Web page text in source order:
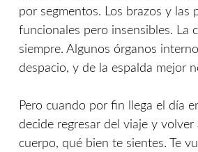
por segmentos. Los brazos y las
funcionales pero insensibles. La
siempre. Algunos órganos
despacio, y de la espalda mejor
Pero cuando por fin llega el día
decide regresar del viaje y volver
cuerpo, qué bien te sientes. Te